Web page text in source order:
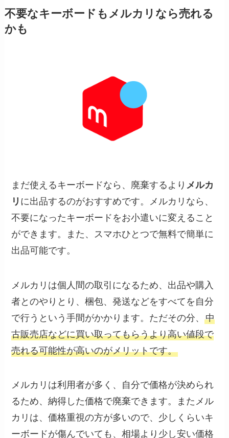
不要なキーボードもメルカリなら売れる
かも
まだ使えるキーボードなら、廃棄するより メルカ
リ に出品するのがおすすめです。メルカリなら、
不要になったキーボードをお小遣いに変えること
ができます。また、スマホひとつで無料で簡単に
出品可能です。
メルカリは個人間の取引になるため、出品や購入
者とのやりとり、梱包、発送などをすべてを自分
で行うという手間がかかります。ただその分、中
古販売店などに買い取ってもらうより高い値段で
売れる可能性が高いのがメリットです。
メルカリは利用者が多く、自分で価格が決められ
るため、納得した価格で廃棄できます。またメル
カリは、価格重視の方が多いので、少しくらいキ
ーボードが傷んでいても、相場より少し安い価格